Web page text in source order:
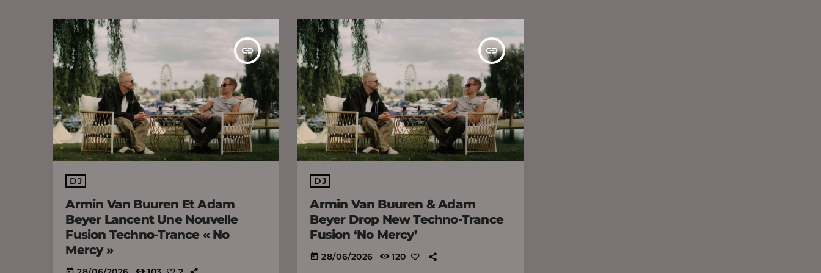
insert_link
DJ
Armin Van Buuren Et Adam
Beyer Lancent Une Nouvelle
Fusion Techno-Trance « No
Mercy »
insert_link
DJ
Armin Van Buuren & Adam
Beyer Drop New Techno-Trance
Fusion ‘No Mercy’
today 28/06/2026 120